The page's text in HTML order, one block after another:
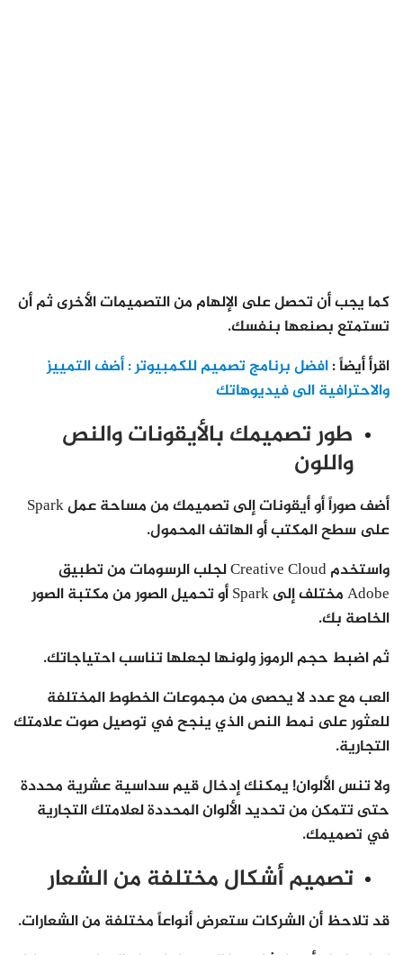
كما يجب أن تحصل على الإلهام من التصميمات الأخرى ثم أن
تستمتع بصنعها بنفسك.
اقرأ أيضاً :افضل برنامج تصميم للكمبيوتر : أضف التمييز
والاحترافية الى فيديوهاتك
طور تصميمك بالأيقونات والنص
واللون
أضف صوراً أو أيقونات إلى تصميمك من مساحة عمل Spark
على سطح المكتب أو الهاتف المحمول.
واستخدم Creative Cloud لجلب الرسومات من تطبيق
Adobe مختلف إلى Spark أو تحميل الصور من مكتبة الصور
الخاصة بك.
ثم اضبط حجم الرموز ولونها لجعلها تناسب احتياجاتك.
العب مع عدد لا يحصى من مجموعات الخطوط المختلفة
للعثور على نمط النص الذي ينجح في توصيل صوت علامتك
التجارية.
ولا تنس الألوان! يمكنك إدخال قيم سداسية عشرية محددة
حتى تتمكن من تحديد الألوان المحددة لعلامتك التجارية
في تصميمك.
تصميم أشكال مختلفة من الشعار
قد تلاحظ أن الشركات ستعرض أنواعاً مختلفة من الشعارات.